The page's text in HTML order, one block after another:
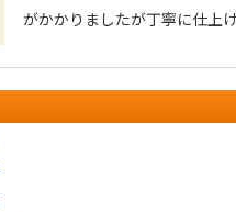
がかかりましたが丁寧に仕上